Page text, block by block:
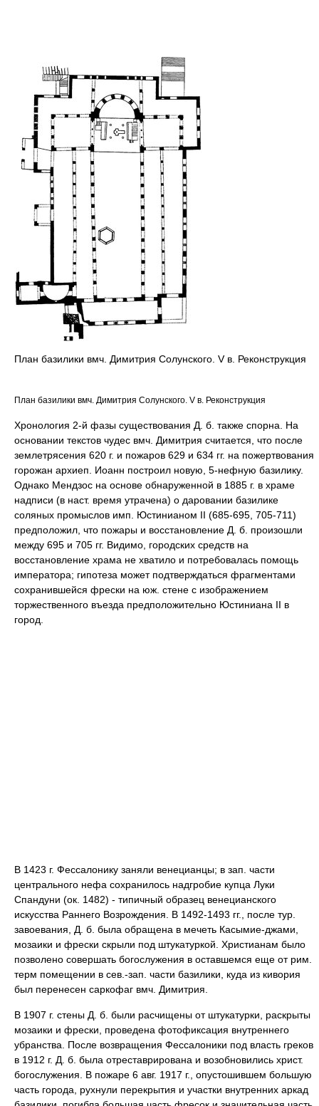
План базилики вмч. Димитрия Солунского. V в. Реконструкция
План базилики вмч. Димитрия Солунского. V в. Реконструкция
Хронология 2-й фазы существования Д. б. также спорна. На
основании текстов чудес вмч. Димитрия считается, что после
землетрясения 620 г. и пожаров 629 и 634 гг. на пожертвования
горожан архиеп. Иоанн построил новую, 5-нефную базилику.
Однако Мендзос на основе обнаруженной в 1885 г. в храме
надписи (в наст. время утрачена) о даровании базилике
соляных промыслов имп. Юстинианом II (685-695, 705-711)
предположил, что пожары и восстановление Д. б. произошли
между 695 и 705 гг. Видимо, городских средств на
восстановление храма не хватило и потребовалась помощь
императора; гипотеза может подтверждаться фрагментами
сохранившейся фрески на юж. стене с изображением
торжественного въезда предположительно Юстиниана II в
город.
В 1423 г. Фессалонику заняли венецианцы; в зап. части
центрального нефа сохранилось надгробие купца Луки
Спандуни (ок. 1482) - типичный образец венецианского
искусства Раннего Возрождения. В 1492-1493 гг., после тур.
завоевания, Д. б. была обращена в мечеть Касымие-джами,
мозаики и фрески скрыли под штукатуркой. Христианам было
позволено совершать богослужения в оставшемся еще от рим.
терм помещении в сев.-зап. части базилики, куда из кивория
был перенесен саркофаг вмч. Димитрия.
В 1907 г. стены Д. б. были расчищены от штукатурки, раскрыты
мозаики и фрески, проведена фотофиксация внутреннего
убранства. После возвращения Фессалоники под власть греков
в 1912 г. Д. б. была отреставрирована и возобновились христ.
богослужения. В пожаре 6 авг. 1917 г., опустошившем большую
часть города, рухнули перекрытия и участки внутренних аркад